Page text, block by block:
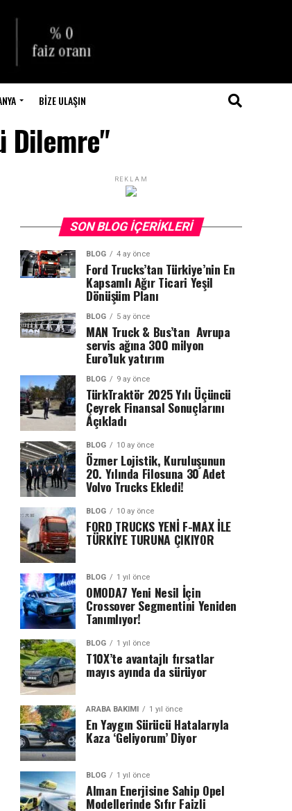
BIZE ULAŞIN
Dilemre"
REKLAM
SON BLOG İÇERIKLERI
BLOG 4 ay önce
Ford Trucks’tan Türkiye’nin En
Kapsamlı Ağır Ticari Yeşil
Dönüşüm Planı
BLOG 5 ay önce
MAN Truck & Bus’tan Avrupa
servis ağına 300 milyon
Euro’luk yatırım
BLOG 9 ay önce
TürkTraktör 2025 Yılı Üçüncü
Çeyrek Finansal Sonuçlarını
Açıkladı
BLOG 10 ay önce
Özmer Lojistik, Kuruluşunun
20. Yılında Filosuna 30 Adet
Volvo Trucks Ekledi!
BLOG 10 ay önce
FORD TRUCKS YENİ F-MAX İLE
TÜRKİYE TURUNA ÇIKIYOR
BLOG 1 yıl önce
OMODA7 Yeni Nesil İçin
Crossover Segmentini Yeniden
Tanımlıyor!
BLOG 1 yıl önce
T10X’te avantajlı fırsatlar
mayıs ayında da sürüyor
ARABA BAKIMI 1 yıl önce
En Yaygın Sürücü Hatalarıyla
Kaza ‘Geliyorum’ Diyor
BLOG 1 yıl önce
Alman Enerjisine Sahip Opel
Modellerinde Sıfır Faizli